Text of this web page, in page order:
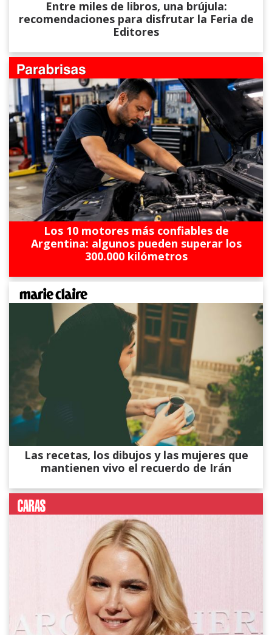
Entre miles de libros, una brújula:
recomendaciones para disfrutar la Feria de
Editores
Los 10 motores más confiables de
Argentina: algunos pueden superar los
300.000 kilómetros
Las recetas, los dibujos y las mujeres que
mantienen vivo el recuerdo de Irán